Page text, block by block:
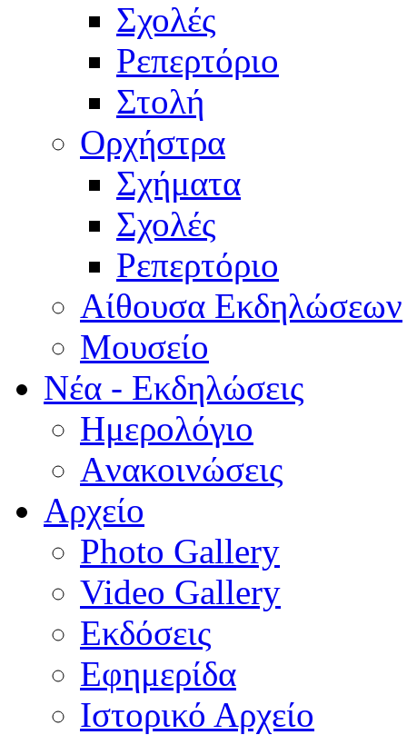
Σχολές
Ρεπερτόριο
Στολή
Ορχήστρα
Σχήματα
Σχολές
Ρεπερτόριο
Aίθουσα Εκδηλώσεων
Μουσείο
Νέα - Εκδηλώσεις
Ημερολόγιο
Aνακοινώσεις
Αρχείο
Photo Gallery
Video Gallery
Εκδόσεις
Εφημερίδα
Ιστορικό Αρχείο